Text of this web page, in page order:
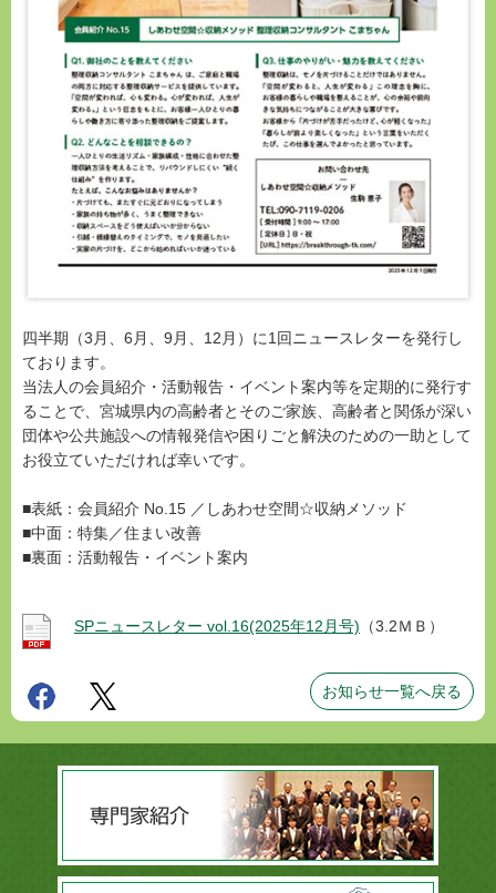
四半期（3月、6月、9月、12月）に1回ニュースレターを発行し
ております。
当法人の会員紹介・活動報告・イベント案内等を定期的に発行す
ることで、宮城県内の高齢者とそのご家族、高齢者と関係が深い
団体や公共施設への情報発信や困りごと解決のための一助として
お役立ていただければ幸いです。
■表紙：会員紹介 No.15 ／しあわせ空間☆収納メソッド
■中面：特集／住まい改善
■裏面：活動報告・イベント案内
SPニュースレター vol.16(2025年12月号) （3.2ＭＢ）
お知らせ一覧へ戻る